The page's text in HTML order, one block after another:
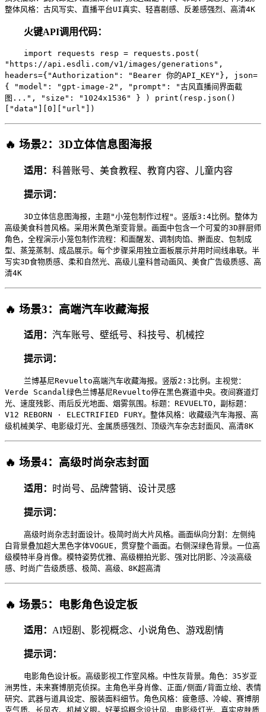
整体风格：古风写实、直播平台UI真实、轻喜剧感、反差感强烈、高清4K
火键API调用代码：
import requests resp = requests.post(
"https://api.esdli.com/v1/images/generations",
headers={"Authorization": "Bearer 你的API_KEY"}, json=
{ "model": "gpt-image-2", "prompt": "古风直播间界面截
图...", "size": "1024x1536" } ) print(resp.json()
["data"][0]["url"])
🔥 场景2：3D立体信息图海报
适用： 科普账号、美食教程、教育内容、儿童内容
提示词：
3D立体信息图海报，主题"小笼包制作过程"。竖版3:4比例。整体为
高级美食科普风格。采用米黄色渐变背景。画面中包含一个可爱的3D胖厨师
角色，全程演示小笼包制作流程：和面醒发、调制肉馅、擀面皮、包制成
型、蒸笼蒸制、成品展示。每个步骤采用独立面板展示并用时间线串联。半
写实3D食物质感、柔和自然光、高级儿童科普动画风、美食广告级质感、高
清4K
🔥 场景3：高端汽车收藏海报
适用： 汽车账号、壁纸号、科技号、机械控
提示词：
兰博基尼Revuelto高端汽车收藏海报。竖版2:3比例。主视觉：
Verde Scandal绿色兰博基尼Revuelto停在黑色赛道中央。夜间赛道灯
光、速度残影、雨后反光地面、烟雾氛围。标题：REVUELTO，副标题：
V12 REBORN · ELECTRIFIED FURY。整体风格：收藏级汽车海报、高
级机械美学、电影级灯光、金属质感强烈、顶级汽车杂志封面风、高清8K
🔥 场景4：高级时尚杂志封面
适用： 时尚号、品牌营销、设计灵感
提示词：
高级时尚杂志封面设计。极简时尚大片风格。画面纵向分割：左侧纯
白背景叠加超大黑色字体VOGUE，贯穿整个画面。右侧深绿色背景。一位高
级模特半身肖像。模特姿势优雅、高级棚拍光影、强对比阴影、冷淡高级
感、时尚广告级质感、极简、高级、8K超高清
🔥 场景5：电影角色设定板
适用： AI短剧、影视概念、小说角色、游戏剧情
提示词：
电影角色设计板。高级影视工作室风格。中性灰背景。角色：35岁亚
洲男性，未来赛博朋克侦探。主角色半身肖像、正面/侧面/背面立绘、表情
研究、武器与道具设定、服装面料细节。角色风格：疲惫感、冷峻、赛博朋
克气质、长风衣、机械义眼。好莱坞概念设计风、电影级灯光、真实皮肤质